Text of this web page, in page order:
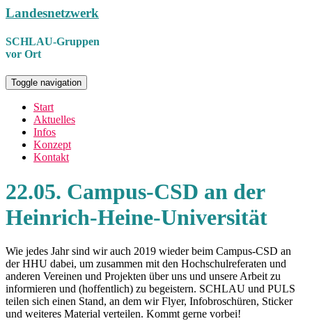
Landesnetzwerk
SCHLAU-Gruppen
vor Ort
Toggle navigation
Start
Aktuelles
Infos
Konzept
Kontakt
22.05. Campus-CSD an der
Heinrich-Heine-Universität
Wie jedes Jahr sind wir auch 2019 wieder beim Campus-CSD an
der HHU dabei, um zusammen mit den Hochschulreferaten und
anderen Vereinen und Projekten über uns und unsere Arbeit zu
informieren und (hoffentlich) zu begeistern. SCHLAU und PULS
teilen sich einen Stand, an dem wir Flyer, Infobroschüren, Sticker
und weiteres Material verteilen. Kommt gerne vorbei!